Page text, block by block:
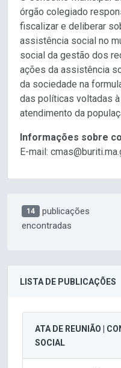
órgão colegiado
fiscalizar e deliberar
assistência social no
social da gestão dos
ações da assistência
da sociedade na
das políticas voltadas
atendimento da
Informações sobre
E-mail:
14
publicações
encontradas
LISTA DE PUBLICAÇÕES
ATA DE REUNIÃO |
SOCIAL